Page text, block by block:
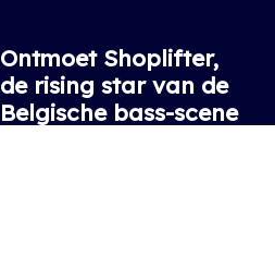
Ontmoet Shoplifter,
de rising star van de
Belgische bass-scene